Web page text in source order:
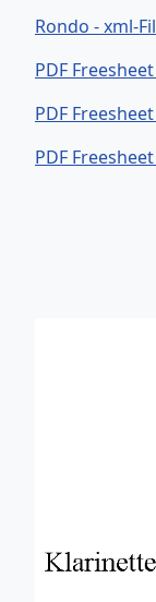
Rondo - xml-
PDF
PDF
PDF